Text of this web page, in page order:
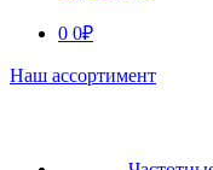
0 0₽
Наш ассортимент